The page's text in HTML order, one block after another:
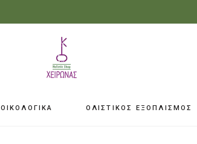
ΟΙΚΟΛΟΓΙΚΑ ΟΛΙΣΤΙΚΟΣ ΕΞΟΠΛΙΣΜΟΣ